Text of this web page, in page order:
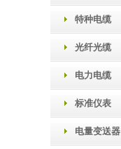
特种电缆
光纤光缆
电力电缆
标准仪表
电量变送器